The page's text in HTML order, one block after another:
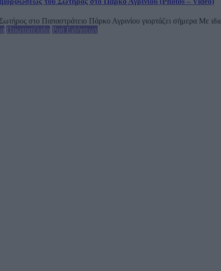
στο Παπαστράτειο Πάρκο Αγρινίου γιορτάζει σήμερα Με
Πρωτοσέλιδο Ροή Ειδήσεων